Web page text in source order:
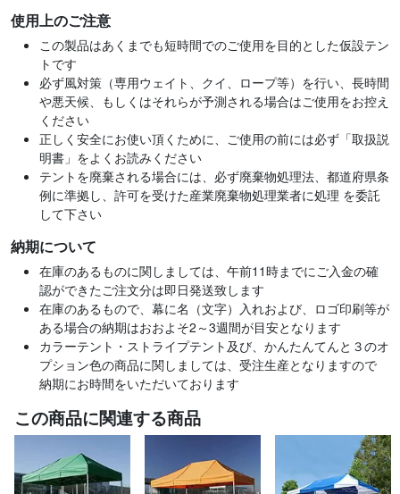
使用上のご注意
この製品はあくまでも短時間でのご使用を目的とした仮設テン
トです
必ず風対策（専用ウェイト、クイ、ロープ等）を行い、長時間
や悪天候、もしくはそれらが予測される場合はご使用をお控え
ください
正しく安全にお使い頂くために、ご使用の前には必ず「取扱説
明書」をよくお読みください
テントを廃棄される場合には、必ず廃棄物処理法、都道府県条
例に準拠し、許可を受けた産業廃棄物処理業者に処理 を委託
して下さい
納期について
在庫のあるものに関しましては、午前11時までにご入金の確
認ができたご注文分は即日発送致します
在庫のあるもので、幕に名（文字）入れおよび、ロゴ印刷等が
ある場合の納期はおおよそ2～3週間が目安となります
カラーテント・ストライプテント及び、かんたんてんと３のオ
プション色の商品に関しましては、受注生産となりますので
納期にお時間をいただいております
この商品に関連する商品